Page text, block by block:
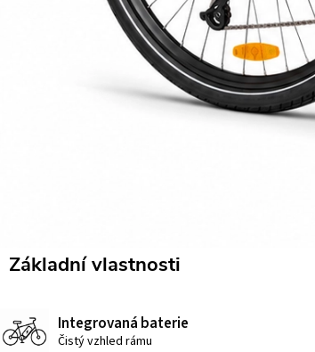
Základní vlastnosti
Integrovaná baterie
Čistý vzhled rámu